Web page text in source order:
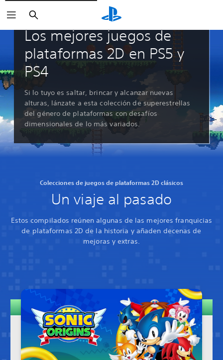
Buscar
Guías y editoriales
Los mejores juegos de
plataformas 2D en PS5 y
PS4
Si lo tuyo es saltar, brincar y alcanzar nuevas
alturas, lánzate a esta colección de superestrellas
del género de plataformas con desafíos
dimensionales de lo más variados.
Colecciones de juegos de plataformas 2D clásicos
Un viaje al pasado
Estos compilados reúnen algunas de las mejores franquicias
de plataformas 2D de la historia y añaden decenas de
mejoras y extras.